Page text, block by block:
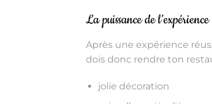
La puissance de
Après une expérience
dois donc rendre ton
jolie décoration